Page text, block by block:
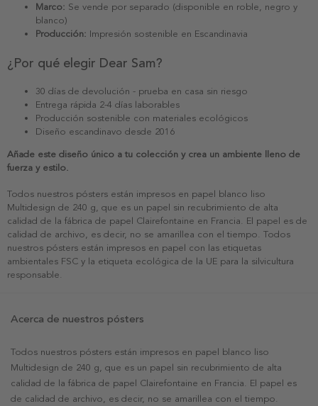
Marco: Se vende por separado (disponible en roble, negro y
blanco)
Producción: Impresión sostenible en Escandinavia
¿Por qué elegir Dear Sam?
30 días de devolución - prueba en casa sin riesgo
Entrega rápida 2-4 días laborables
Producción sostenible con materiales ecológicos
Diseño escandinavo desde 2016
Añade este diseño único a tu colección y crea un ambiente lleno de
fuerza y estilo.
Todos nuestros pósters están impresos en papel blanco liso
Multidesign de 240 g, que es un papel sin recubrimiento de alta
calidad de la fábrica de papel Clairefontaine en Francia. El papel es de
calidad de archivo, es decir, no se amarillea con el tiempo. Todos
nuestros pósters están impresos en papel con las etiquetas
ambientales FSC y la etiqueta ecológica de la UE para la silvicultura
responsable.
Acerca de nuestros pósters
Todos nuestros pósters están impresos en papel blanco liso
Multidesign de 240 g, que es un papel sin recubrimiento de alta
calidad de la fábrica de papel Clairefontaine en Francia. El papel es
de calidad de archivo, es decir, no se amarillea con el tiempo.